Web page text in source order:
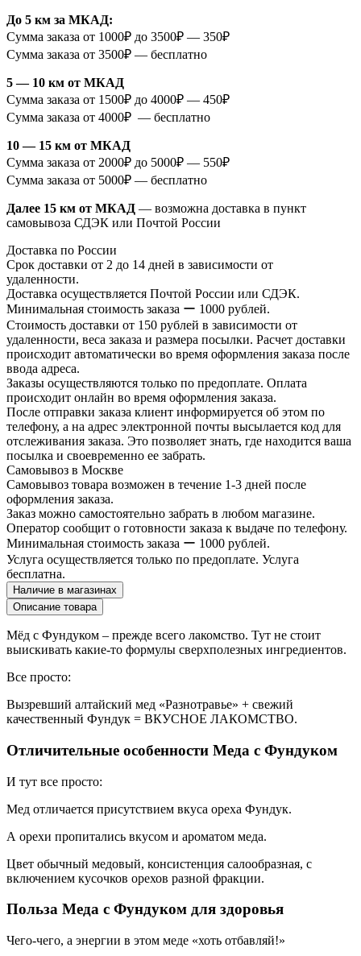
До 5 км за МКАД:
Сумма заказа от 1000₽ до 3500₽ — 350₽
Сумма заказа от 3500₽ — бесплатно
5 — 10 км от МКАД
Сумма заказа от 1500₽ до 4000₽ — 450₽
Сумма заказа от 4000₽ — бесплатно
10 — 15 км от МКАД
Сумма заказа от 2000₽ до 5000₽ — 550₽
Сумма заказа от 5000₽ — бесплатно
Далее 15 км от МКАД — возможна доставка в пункт
самовывоза СДЭК или Почтой России
Доставка по России
Срок доставки от 2 до 14 дней в зависимости от
удаленности.
Доставка осуществляется Почтой России или СДЭК.
Минимальная стоимость заказа ー 1000 рублей.
Стоимость доставки от 150 рублей в зависимости от
удаленности, веса заказа и размера посылки. Расчет доставки
происходит автоматически во время оформления заказа после
ввода адреса.
Заказы осуществляются только по предоплате. Оплата
происходит онлайн во время оформления заказа.
После отправки заказа клиент информируется об этом по
телефону, а на адрес электронной почты высылается код для
отслеживания заказа. Это позволяет знать, где находится ваша
посылка и своевременно ее забрать.
Самовывоз в Москве
Самовывоз товара возможен в течение 1-3 дней после
оформления заказа.
Заказ можно самостоятельно забрать в любом магазине.
Оператор сообщит о готовности заказа к выдаче по телефону.
Минимальная стоимость заказа ー 1000 рублей.
Услуга осуществляется только по предоплате. Услуга
бесплатна.
Наличие в магазинах
Описание товара
Мёд с Фундуком – прежде всего лакомство. Тут не стоит
выискивать какие-то формулы сверхполезных ингредиентов.
Все просто:
Вызревший алтайский мед «Разнотравье» + свежий
качественный Фундук = ВКУСНОЕ ЛАКОМСТВО.
Отличительные особенности Меда с Фундуком
И тут все просто:
Мед отличается присутствием вкуса ореха Фундук.
А орехи пропитались вкусом и ароматом меда.
Цвет обычный медовый, консистенция салообразная, с
включением кусочков орехов разной фракции.
Польза Меда с Фундуком для здоровья
Чего-чего, а энергии в этом меде «хоть отбавляй!»